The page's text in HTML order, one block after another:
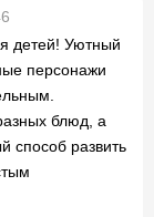
детей! Уютный
персонажи
блюд, а
способ развить